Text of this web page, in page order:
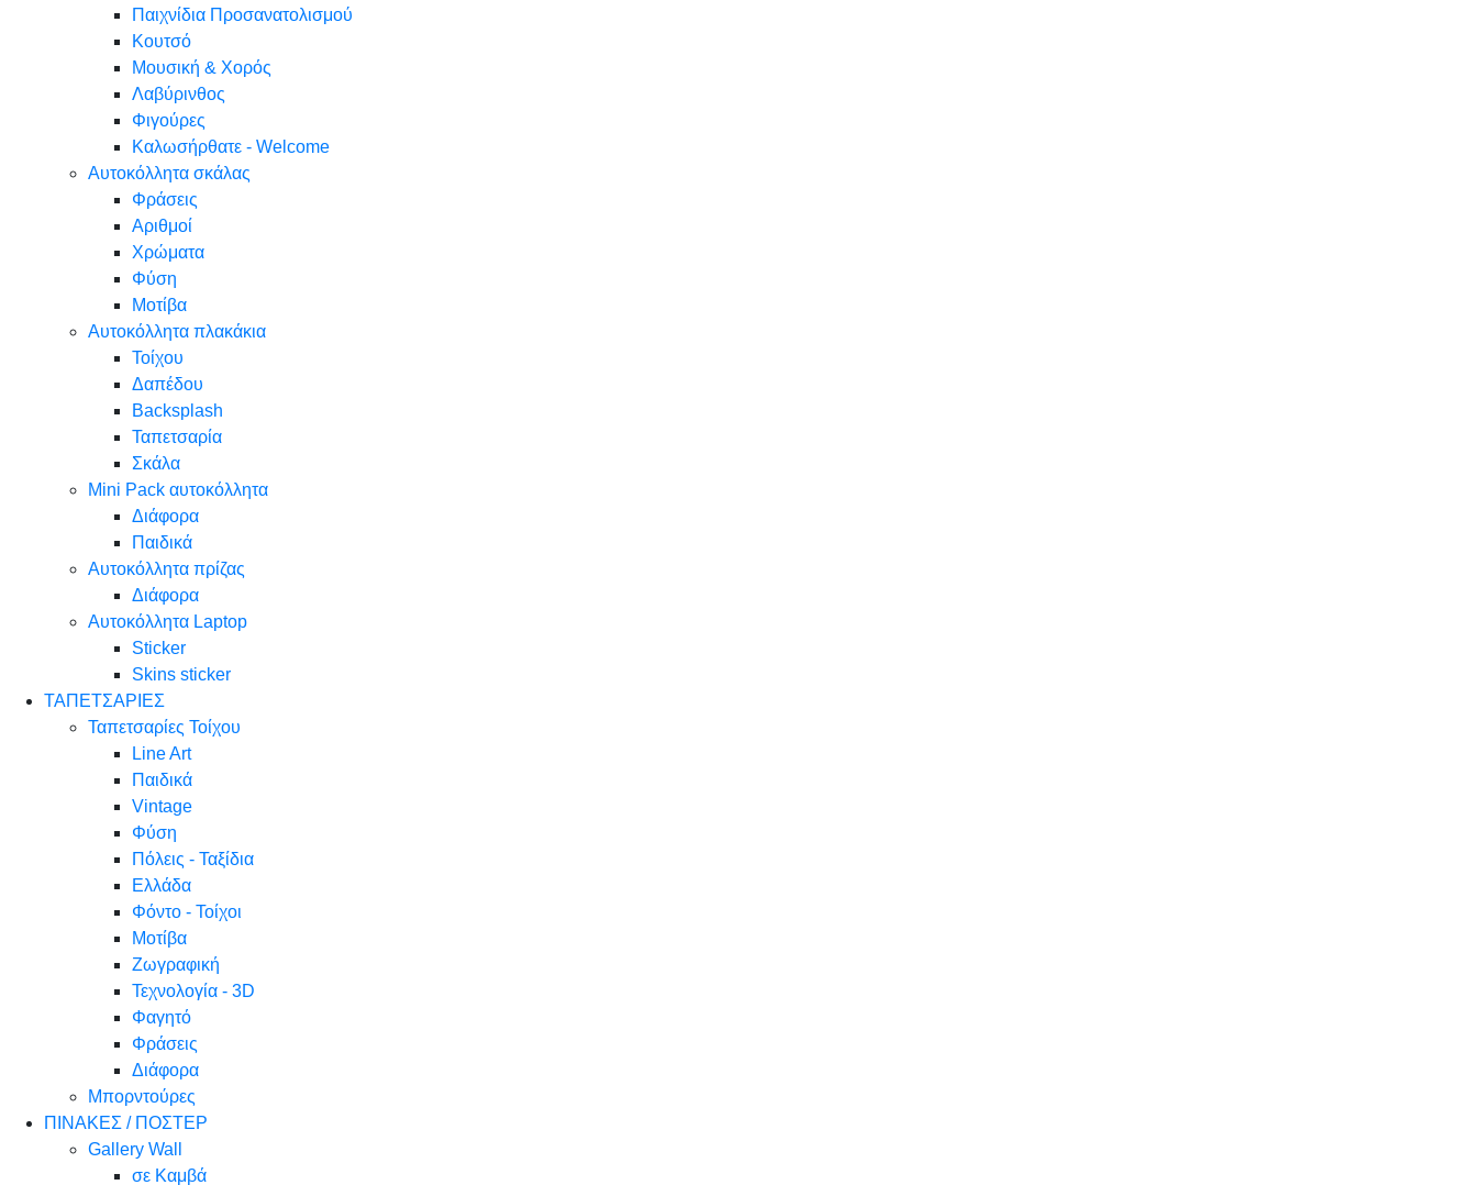
Παιχνίδια Προσανατολισμού
Κουτσό
Μουσική & Χορός
Λαβύρινθος
Φιγούρες
Καλωσήρθατε - Welcome
Αυτοκόλλητα σκάλας
Φράσεις
Αριθμοί
Χρώματα
Φύση
Μοτίβα
Αυτοκόλλητα πλακάκια
Τοίχου
Δαπέδου
Backsplash
Ταπετσαρία
Σκάλα
Mini Pack αυτοκόλλητα
Διάφορα
Παιδικά
Αυτοκόλλητα πρίζας
Διάφορα
Αυτοκόλλητα Laptop
Sticker
Skins sticker
ΤΑΠΕΤΣΑΡΙΕΣ
Ταπετσαρίες Τοίχου
Line Art
Παιδικά
Vintage
Φύση
Πόλεις - Ταξίδια
Ελλάδα
Φόντο - Τοίχοι
Μοτίβα
Ζωγραφική
Τεχνολογία - 3D
Φαγητό
Φράσεις
Διάφορα
Μπορντούρες
ΠΙΝΑΚΕΣ / ΠΟΣΤΕΡ
Gallery Wall
σε Καμβά